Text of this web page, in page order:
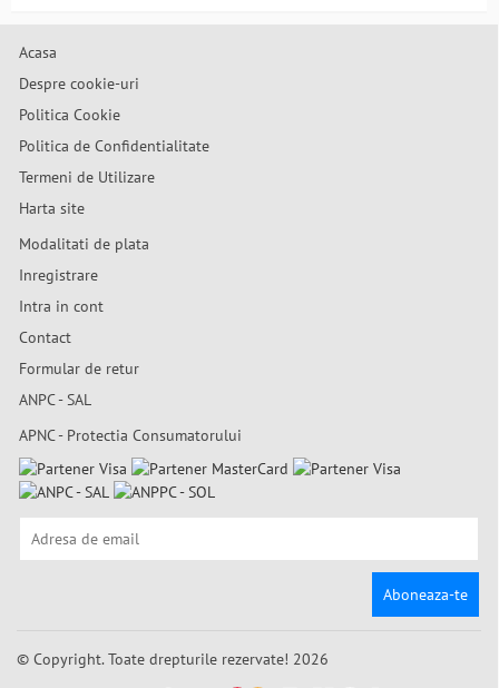
Acasa
Despre cookie-uri
Politica Cookie
Politica de Confidentialitate
Termeni de Utilizare
Harta site
Modalitati de plata
Inregistrare
Intra in cont
Contact
Formular de retur
ANPC - SAL
APNC - Protectia Consumatorului
Aboneaza-te
© Copyright. Toate drepturile rezervate! 2026